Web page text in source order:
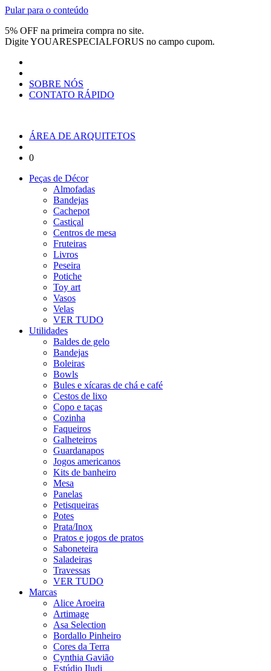
Pular para o conteúdo
5% OFF na primeira compra no site.
DigiteYOUARESPECIALFORUS no campo cupom.
SOBRE NÓS
CONTATO RÁPIDO
ÁREA DE ARQUITETOS
0
Peças de Décor
Almofadas
Bandejas
Cachepot
Castiçal
Centros de mesa
Fruteiras
Livros
Peseira
Potiche
Toy art
Vasos
Velas
VER TUDO
Utilidades
Baldes de gelo
Bandejas
Boleiras
Bowls
Bules e xícaras de chá e café
Cestos de lixo
Copo e taças
Cozinha
Faqueiros
Galheteiros
Guardanapos
Jogos americanos
Kits de banheiro
Mesa
Panelas
Petisqueiras
Potes
Prata/Inox
Pratos e jogos de pratos
Saboneteira
Saladeiras
Travessas
VER TUDO
Marcas
Alice Aroeira
Artimage
Asa Selection
Bordallo Pinheiro
Cores da Terra
Cynthia Gavião
Estúdio Iludi